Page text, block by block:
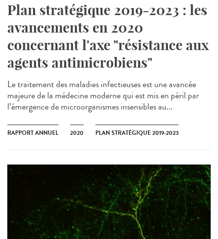
Plan stratégique 2019-2023 : les
avancements en 2020
concernant l'axe "résistance aux
agents antimicrobiens"
Le traitement des maladies infectieuses est une avancée
majeure de la médecine moderne qui est mis en péril par
l’émergence de microorganismes insensibles au...
RAPPORT ANNUEL 2020 PLAN STRATÉGIQUE 2019-2023